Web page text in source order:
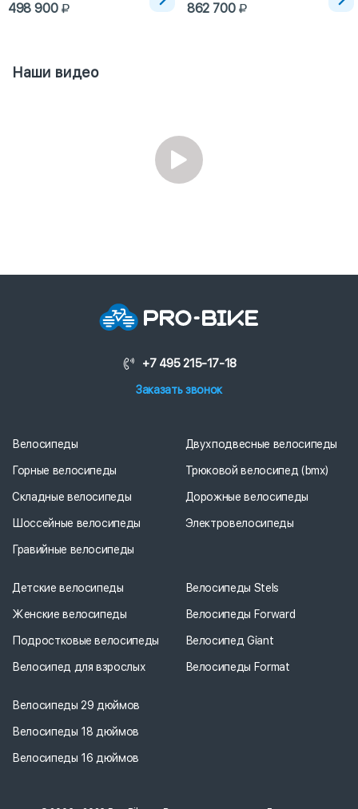
498 900 862 700
Наши видео
+7 495 215-17-18
Заказать звонок
Велосипеды
Горные велосипеды
Складные велосипеды
Шоссейные велосипеды
Гравийные велосипеды
Двухподвесные велосипеды
Трюковой велосипед (bmx)
Дорожные велосипеды
Электровелосипеды
Детские велосипеды
Женские велосипеды
Подростковые велосипеды
Велосипед для взрослых
Велосипеды Stels
Велосипеды Forward
Велосипед Giant
Велосипеды Format
Велосипеды 29 дюймов
Велосипеды 18 дюймов
Велосипеды 16 дюймов